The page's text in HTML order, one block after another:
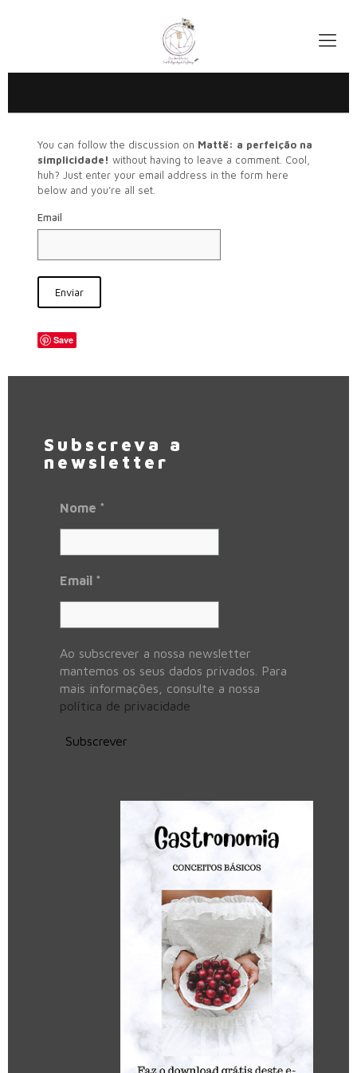
You can follow the discussion on Mattë: a perfeição na
simplicidade! without having to leave a comment. Cool,
huh? Just enter your email address in the form here
below and you’re all set.
Email
Save
Subscreva a
newsletter
Nome *
Email *
Ao subscrever a nossa newsletter
mantemos os seus dados privados. Para
mais informações, consulte a nossa
política de privacidade